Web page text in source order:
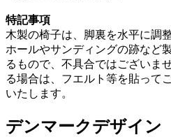
特記事項
木製の椅子は、脚裏を水平に調
ホールやサンディングの跡など
るもので、不具合ではございま
る場合は、フエルト等を貼って
いたします。
デンマークデザイン